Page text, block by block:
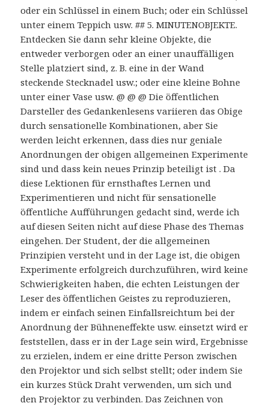
oder ein Schlüssel in einem Buch; oder ein Schlüssel
unter einem Teppich usw. ## 5. MINUTENOBJEKTE.
Entdecken Sie dann sehr kleine Objekte, die
entweder verborgen oder an einer unauffälligen
Stelle platziert sind, z. B. eine in der Wand
steckende Stecknadel usw.; oder eine kleine Bohne
unter einer Vase usw. @ @ @ Die öffentlichen
Darsteller des Gedankenlesens variieren das Obige
durch sensationelle Kombinationen, aber Sie
werden leicht erkennen, dass dies nur geniale
Anordnungen der obigen allgemeinen Experimente
sind und dass kein neues Prinzip beteiligt ist . Da
diese Lektionen für ernsthaftes Lernen und
Experimentieren und nicht für sensationelle
öffentliche Aufführungen gedacht sind, werde ich
auf diesen Seiten nicht auf diese Phase des Themas
eingehen. Der Student, der die allgemeinen
Prinzipien versteht und in der Lage ist, die obigen
Experimente erfolgreich durchzuführen, wird keine
Schwierigkeiten haben, die echten Leistungen der
Leser des öffentlichen Geistes zu reproduzieren,
indem er einfach seinen Einfallsreichtum bei der
Anordnung der Bühneneffekte usw. einsetzt wird er
feststellen, dass er in der Lage sein wird, Ergebnisse
zu erzielen, indem er eine dritte Person zwischen
den Projektor und sich selbst stellt; oder indem Sie
ein kurzes Stück Draht verwenden, um sich und
den Projektor zu verbinden. Das Zeichnen von